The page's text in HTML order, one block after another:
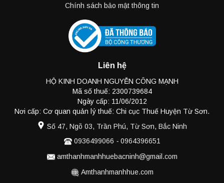
Chính sách bảo mật thông tin
Liên hệ
HỘ KINH DOANH NGUYỄN CÔNG MẠNH
Mã số thuế: 2300739684
Ngày cấp: 11/06/2012
Nơi cấp: Cơ quan quản lý thuế: Chi cục Thuế Huyện Từ Sơn.
Số 47, Ngõ 03, Trần Phú, Từ Sơn, Bắc Ninh
0936499066 - 0964396651
amthanhmanhhuebacninh@gmail.com
Amthanhmanhhue.com